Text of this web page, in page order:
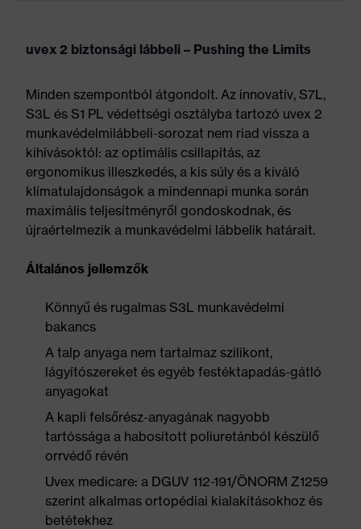
uvex 2 biztonsági lábbeli – Pushing the Limits
Minden szempontból átgondolt. Az innovatív, S7L,
S3L és S1 PL védettségi osztályba tartozó uvex 2
munkavédelmilábbeli-sorozat nem riad vissza a
kihívásoktól: az optimális csillapítás, az
ergonomikus illeszkedés, a kis súly és a kiváló
klímatulajdonságok a mindennapi munka során
maximális teljesítményről gondoskodnak, és
újraértelmezik a munkavédelmi lábbelik határait.
Általános jellemzők
Könnyű és rugalmas S3L munkavédelmi
bakancs
A talp anyaga nem tartalmaz szilikont,
lágyítószereket és egyéb festéktapadás-gátló
anyagokat
A kapli felsőrész-anyagának nagyobb
tartóssága a habosított poliuretánból készülő
orrvédő révén
Uvex medicare: a DGUV 112-191/ÖNORM Z1259
szerint alkalmas ortopédiai kialakításokhoz és
betétekhez